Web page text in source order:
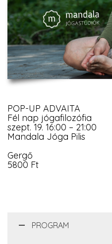
POP-UP ADVAITA
Fél nap jógafilozófia
szept. 19. 16:00 – 21:00
Mandala Jóga Pilis
Gergő
5800 Ft
PROGRAM